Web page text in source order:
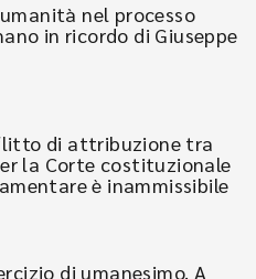
nel processo
in ricordo di Giuseppe
di attribuzione tra
la Corte costituzionale
è inammissibile
di umanesimo. A